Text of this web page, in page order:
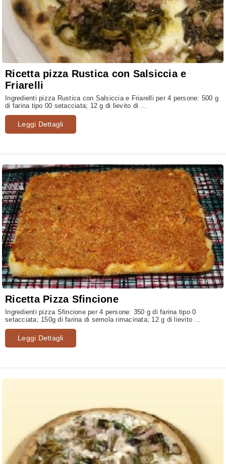
Ricetta pizza Rustica con Salsiccia e
Friarelli
Ingredienti pizza Rustica con Salsiccia e Friarelli per 4 persone: 500 g
di farina tipo 00 setacciata; 12 g di lievito di ...
Leggi Dettagli
Ricetta Pizza Sfincione
Ingredienti pizza Sfincione per 4 persone: 350 g di farina tipo 0
setacciata; 150g di farina di semola rimacinata; 12 g di lievito ...
Leggi Dettagli